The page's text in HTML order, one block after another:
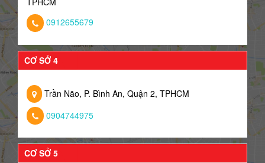
0912655679
CƠ SỞ 4
Trần Não, P. Bình An, Quận 2, TPHCM
0904744975
CƠ SỞ 5